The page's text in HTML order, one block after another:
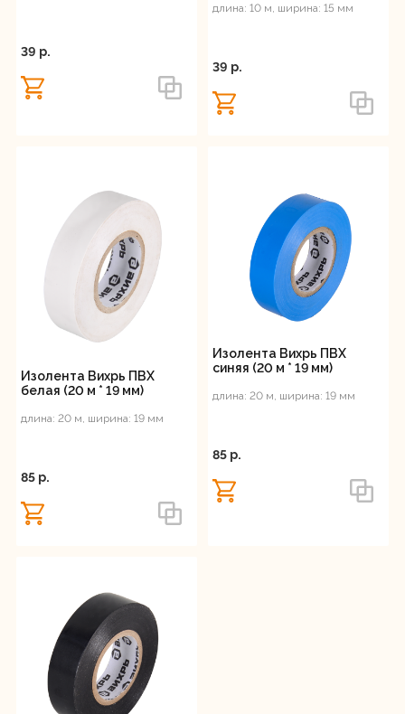
39 p.
длина: 10 м, ширина: 15 мм
39 p.
Изолента Вихрь ПВХ
белая (20 м * 19 мм)
длина: 20 м, ширина: 19 мм
85 p.
Изолента Вихрь ПВХ
синяя (20 м * 19 мм)
длина: 20 м, ширина: 19 мм
85 p.